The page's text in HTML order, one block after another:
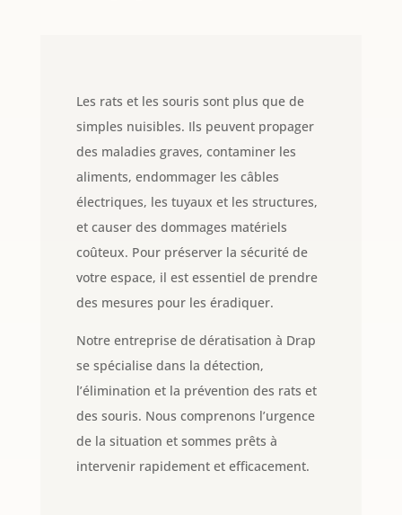
Les rats et les souris sont plus que de
simples nuisibles. Ils peuvent propager
des maladies graves, contaminer les
aliments, endommager les câbles
électriques, les tuyaux et les structures,
et causer des dommages matériels
coûteux. Pour préserver la sécurité de
votre espace, il est essentiel de prendre
des mesures pour les éradiquer.
Notre entreprise de dératisation à Drap
se spécialise dans la détection,
l’élimination et la prévention des rats et
des souris. Nous comprenons l’urgence
de la situation et sommes prêts à
intervenir rapidement et efficacement.